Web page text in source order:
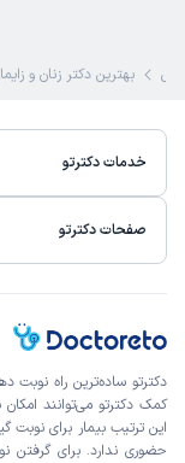
بهترین دکتر زنان و
خدمات دکترتو
صفحات دکترتو
دکترتو ساده‌ترین راه نوبت‌
کمک دکترتو می‌توانند
این ترتیب بیمار برای نوبت
حضوری ندارد. برای گرفتن